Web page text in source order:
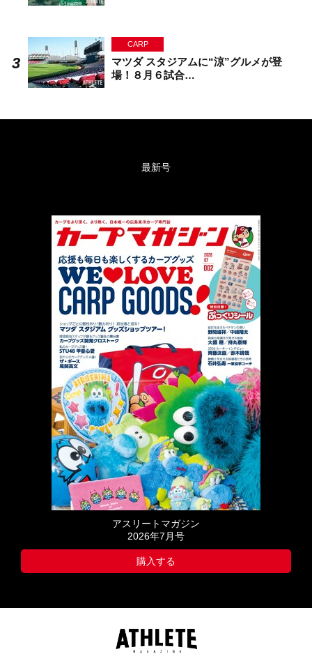
CARP
マツダ スタジアムに“涼”グルメが登
場！８月６試合…
最新号
アスリートマガジン
2026年7月号
購入する